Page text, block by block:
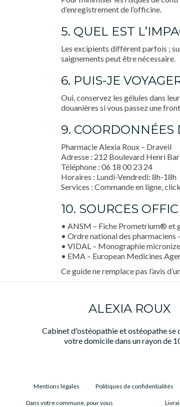
d’enregistrement de l’officine.
5. QUEL EST
Les excipients diffèrent parfois ;
saignements peut être nécessaire.
6. PUIS-JE
Oui, conservez les gélules dans
douanières si vous passez une
9. COORDONNÉES
Pharmacie Alexia Roux – Draveil
Adresse : 212 Boulevard Henri
Téléphone : 06 18 00 23 24
Horaires : Lundi-Vendredi: 8h-18h
Services : Commande en ligne,
10. SOURCES
• ANSM – Fiche Prometrium® et
• Ordre national des pharmaciens
• VIDAL – Monographie
• EMA – European Medicines
Ce guide ne remplace pas l’avis
ALEXIA ROUX
Cabinet d'ostéopathie et ostéopathe se
votre domicile dans un rayon de
Mentions légales Politiques de confidentialités
Dans votre commune, pour vous